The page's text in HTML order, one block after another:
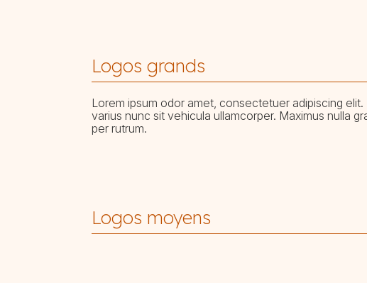
Logos grands
Lorem ipsum odor amet, consectetuer adipiscing
varius nunc sit vehicula ullamcorper. Maximus nulla
per rutrum.
Logos moyens